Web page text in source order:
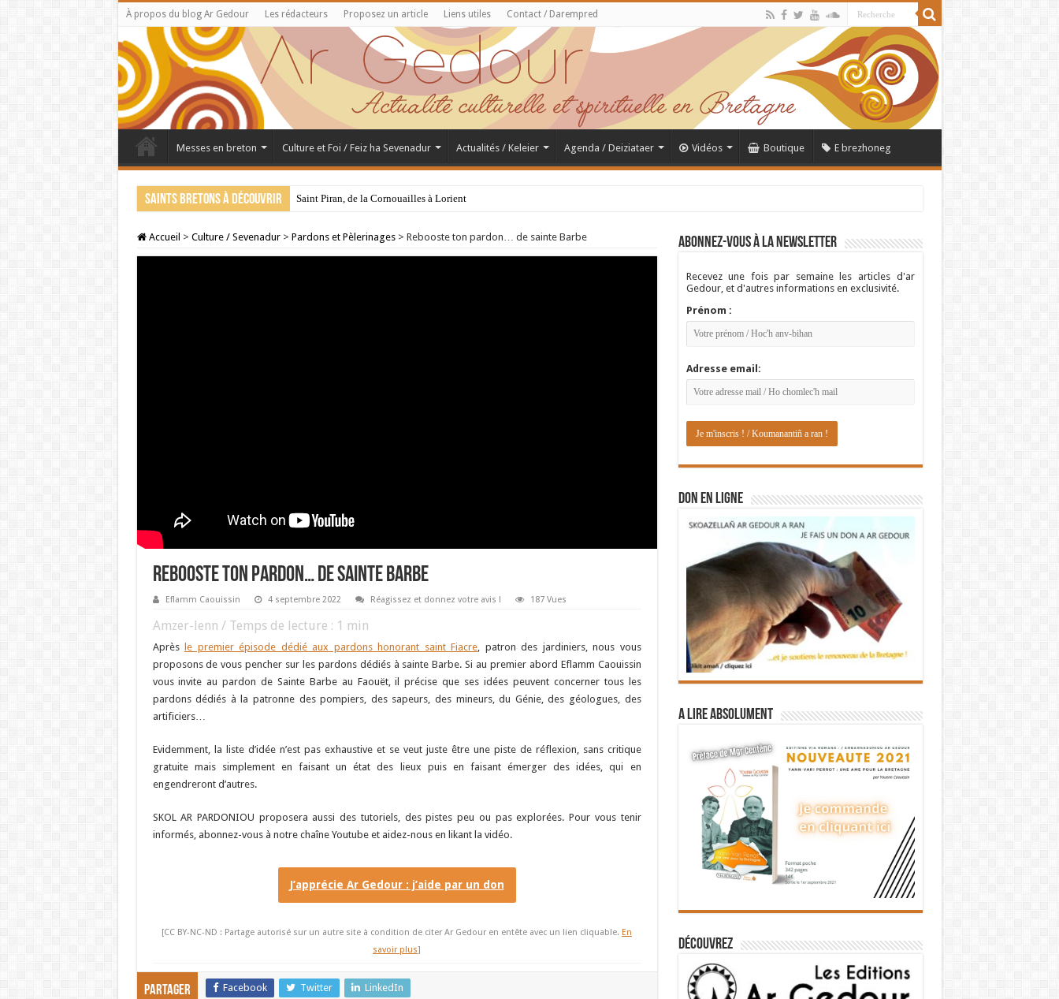
À propos du blog Ar Gedour Les rédacteurs Proposez un article Liens utiles Contact / Darempred
Messes en breton Culture et Foi / Feiz ha Sevenadur Actualités / Keleier Agenda / Deiziataer Vidéos Boutique E brezhoneg
Saints bretons à découvrir Saint Piran, de la Cornouailles à Lorient
Accueil > Culture / Sevenadur > Pardons et Pèlerinages > Rebooste ton pardon… de sainte Barbe
Rebooste ton pardon… de sainte Barbe
Eflamm Caouissin 4 septembre 2022 Réagissez et donnez votre avis ! 187 Vues
Amzer-lenn / Temps de lecture : 1 min
Après le premier épisode dédié aux pardons honorant saint Fiacre, patron des jardiniers, nous vous
proposons de vous pencher sur les pardons dédiés à sainte Barbe. Si au premier abord Eflamm Caouissin
vous invite au pardon de Sainte Barbe au Faouët, il précise que ses idées peuvent concerner tous les
pardons dédiés à la patronne des pompiers, des sapeurs, des mineurs, du Génie, des géologues, des
artificiers…
Evidemment, la liste d’idée n’est pas exhaustive et se veut juste être une piste de réflexion, sans critique
gratuite mais simplement en faisant un état des lieux puis en faisant émerger des idées, qui en
engendreront d’autres.
SKOL AR PARDONIOU proposera aussi des tutoriels, des pistes peu ou pas explorées. Pour vous tenir
informés, abonnez-vous à notre chaîne Youtube et aidez-nous en likant la vidéo.
J’apprécie Ar Gedour : j’aide par un don
[CC BY-NC-ND : Partage autorisé sur un autre site à condition de citer Ar Gedour en entête avec un lien cliquable. En
savoir plus]
Partager Facebook Twitter LinkedIn
Abonnez-vous à la newsletter
Recevez une fois par semaine les articles d'ar
Gedour, et d'autres informations en exclusivité.
Prénom :
Adresse email:
DON EN LIGNE
A lire absolument
Découvrez